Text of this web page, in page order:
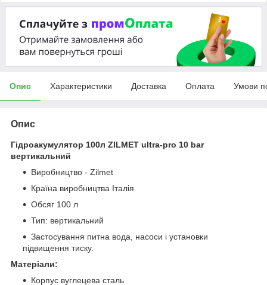
Опис Характеристики Доставка Оплата Умови
Опис
Гідроакумулятор 100л ZILMET ultra-pro 10 bar
вертикальний
Виробництво - Zilmet
Країна виробництва Італія
Обсяг 100 л
Тип: вертикальний
Застосування питна вода, насоси і установки
підвищення тиску.
Матеріали:
Корпус вуглецева сталь